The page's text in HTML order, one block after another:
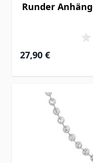
Runder
27,90 €